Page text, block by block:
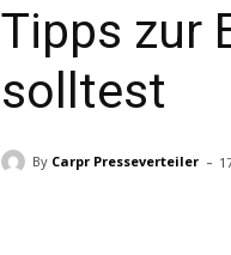
Tipps zur
solltest
By Carpr Presseverteiler -